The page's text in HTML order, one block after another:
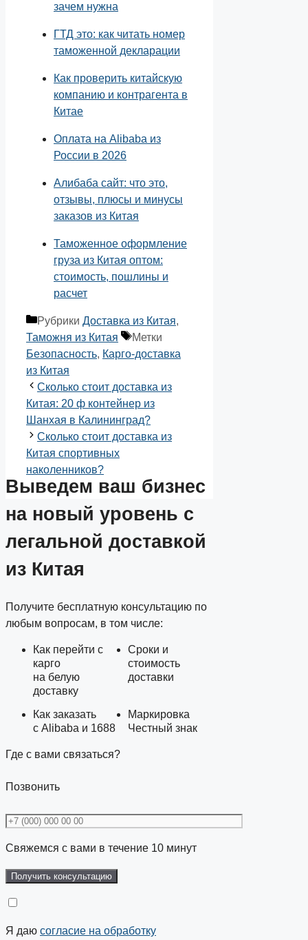
зачем нужна
ГТД это: как читать номер
таможенной декларации
Как проверить китайскую
компанию и контрагента в
Китае
Оплата на Alibaba из
России в 2026
Алибаба сайт: что это,
отзывы, плюсы и минусы
заказов из Китая
Таможенное оформление
груза из Китая оптом:
стоимость, пошлины и
расчет
Рубрики Доставка из Китая,
Таможня из Китая
Метки
Безопасность, Карго-доставка
из Китая
Сколько стоит доставка из
Китая: 20 ф контейнер из
Шанхая в Калининград?
Сколько стоит доставка из
Китая спортивных
наколенников?
Выведем ваш бизнес
на новый уровень с
легальной доставкой
из Китая
Получите бесплатную консультацию по
любым вопросам, в том числе:
Как перейти с
карго
на белую
доставку
Сроки и
стоимость
доставки
Как заказать
с Alibaba и 1688
Маркировка
Честный знак
Где с вами связаться?
Позвонить
Свяжемся с вами в течение 10 минут
Я даю согласие на обработку